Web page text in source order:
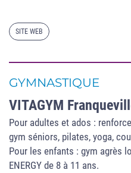
SITE WEB
GYMNASTIQUE
VITAGYM
Pour adultes et ados :
gym séniors, pilates, yoga,
Pour les enfants : gym agrès
ENERGY de 8 à 11 ans.